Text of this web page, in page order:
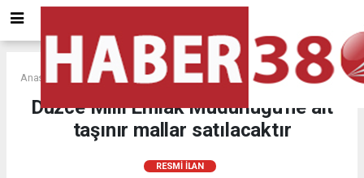
Anasayfa RESMİ İLAN
Düzce Milli Emlak Müdürlüğü'ne ait
taşınır mallar satılacaktır
RESMİ İLAN